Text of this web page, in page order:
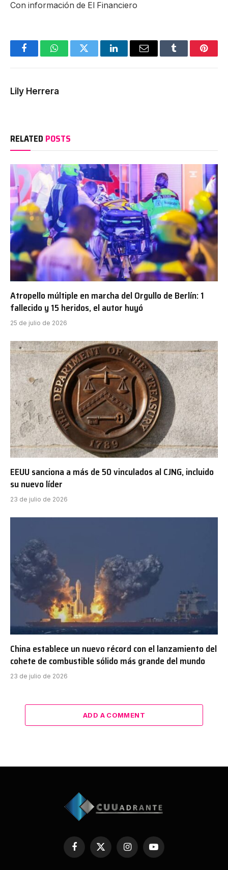
Con información de El Financiero
FacebookWhatsAppTwitter LinkedInEmail Tumblr
Lily Herrera
RELATED POSTS
Atropello múltiple en marcha del Orgullo de Berlín: 1
fallecido y 15 heridos, el autor huyó
25 de julio de 2026
EEUU sanciona a más de 50 vinculados al CJNG, incluido
su nuevo líder
23 de julio de 2026
China establece un nuevo récord con el lanzamiento del
cohete de combustible sólido más grande del mundo
23 de julio de 2026
ADD A COMMENT
Facebook
X
(Twitter)
InstagramYouTube